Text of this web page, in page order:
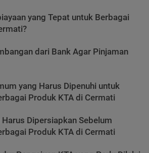
yang Tepat untuk Berbagai
dari Bank Agar Pinjaman
yang Harus Dipenuhi untuk
Produk KTA di Cermati
Dipersiapkan Sebelum
Produk KTA di Cermati